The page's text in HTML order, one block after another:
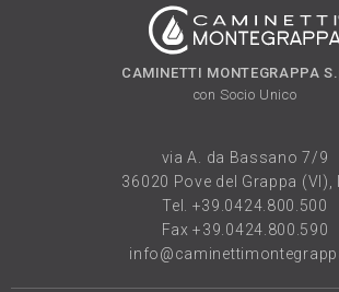
CAMINETTI MONTEGRAPPA
con Socio Unico
via A. da Bassano 7/9
36020 Pove del Grappa (VI),
Tel. +39.0424.800.500
Fax +39.0424.800.590